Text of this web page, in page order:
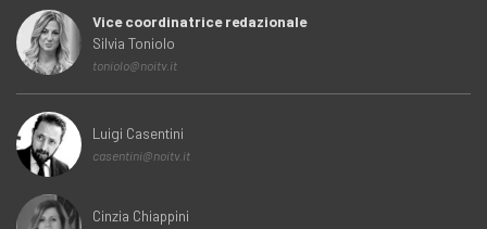
Vice coordinatrice redazionale
Silvia Toniolo
toniolo@noitv.it
Luigi Casentini
casentini@noitv.it
Cinzia Chiappini